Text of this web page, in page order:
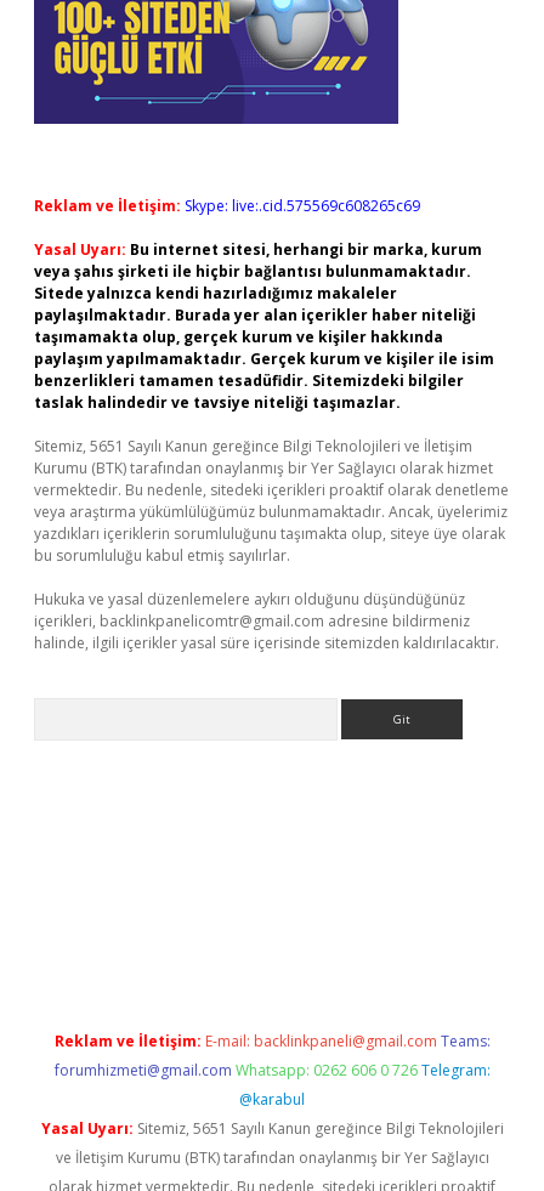
Reklam ve İletişim: Skype: live:.cid.575569c608265c69
Yasal Uyarı: Bu internet sitesi, herhangi bir marka, kurum
veya şahıs şirketi ile hiçbir bağlantısı bulunmamaktadır.
Sitede yalnızca kendi hazırladığımız makaleler
paylaşılmaktadır. Burada yer alan içerikler haber niteliği
taşımamakta olup, gerçek kurum ve kişiler hakkında
paylaşım yapılmamaktadır. Gerçek kurum ve kişiler ile isim
benzerlikleri tamamen tesadüfidir. Sitemizdeki bilgiler
taslak halindedir ve tavsiye niteliği taşımazlar.
Sitemiz, 5651 Sayılı Kanun gereğince Bilgi Teknolojileri ve İletişim
Kurumu (BTK) tarafından onaylanmış bir Yer Sağlayıcı olarak hizmet
vermektedir. Bu nedenle, sitedeki içerikleri proaktif olarak denetleme
veya araştırma yükümlülüğümüz bulunmamaktadır. Ancak, üyelerimiz
yazdıkları içeriklerin sorumluluğunu taşımakta olup, siteye üye olarak
bu sorumluluğu kabul etmiş sayılırlar.
Hukuka ve yasal düzenlemelere aykırı olduğunu düşündüğünüz
içerikleri, backlinkpanelicomtr@gmail.com adresine bildirmeniz
halinde, ilgili içerikler yasal süre içerisinde sitemizden kaldırılacaktır.
Reklam ve İletişim: E-mail: backlinkpaneli@gmail.com Teams:
forumhizmeti@gmail.com Whatsapp: 0262 606 0 726 Telegram:
@karabul
Yasal Uyarı: Sitemiz, 5651 Sayılı Kanun gereğince Bilgi Teknolojileri
ve İletişim Kurumu (BTK) tarafından onaylanmış bir Yer Sağlayıcı
olarak hizmet vermektedir. Bu nedenle, sitedeki içerikleri proaktif